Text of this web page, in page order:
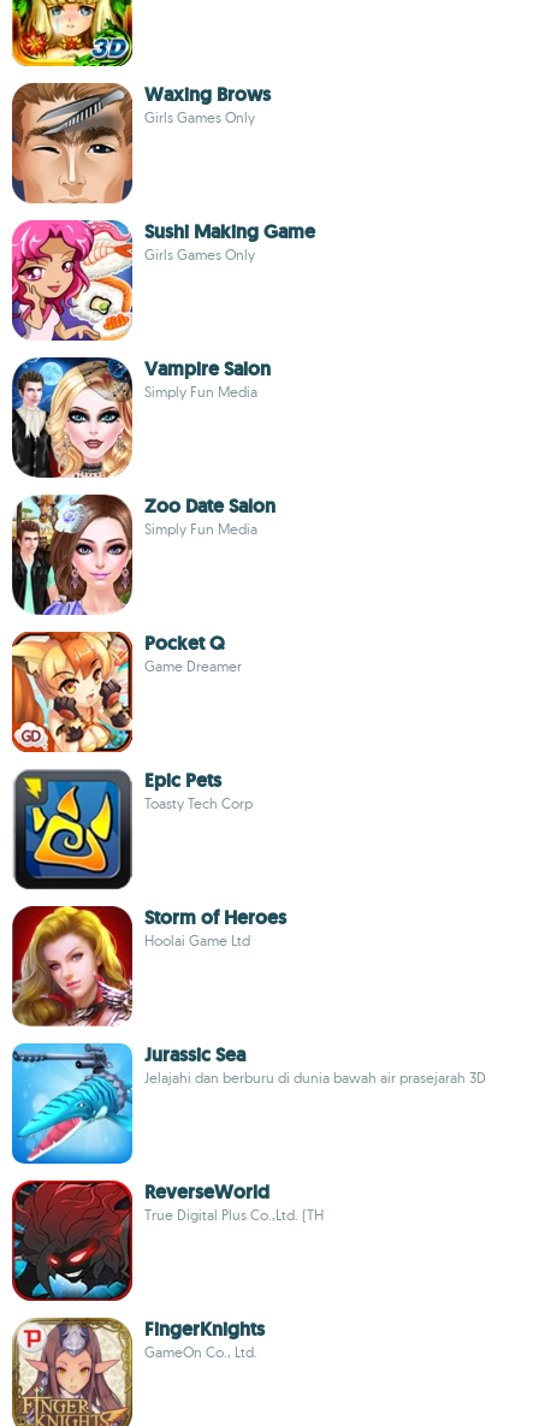
Waxing Brows
Girls Games Only
Sushi Making Game
Girls Games Only
Vampire Salon
Simply Fun Media
Zoo Date Salon
Simply Fun Media
Pocket Q
Game Dreamer
Epic Pets
Toasty Tech Corp
Storm of Heroes
Hoolai Game Ltd
Jurassic Sea
Jelajahi dan berburu di dunia bawah air prasejarah 3D
ReverseWorld
True Digital Plus Co.,Ltd. (TH
FingerKnights
GameOn Co., Ltd.